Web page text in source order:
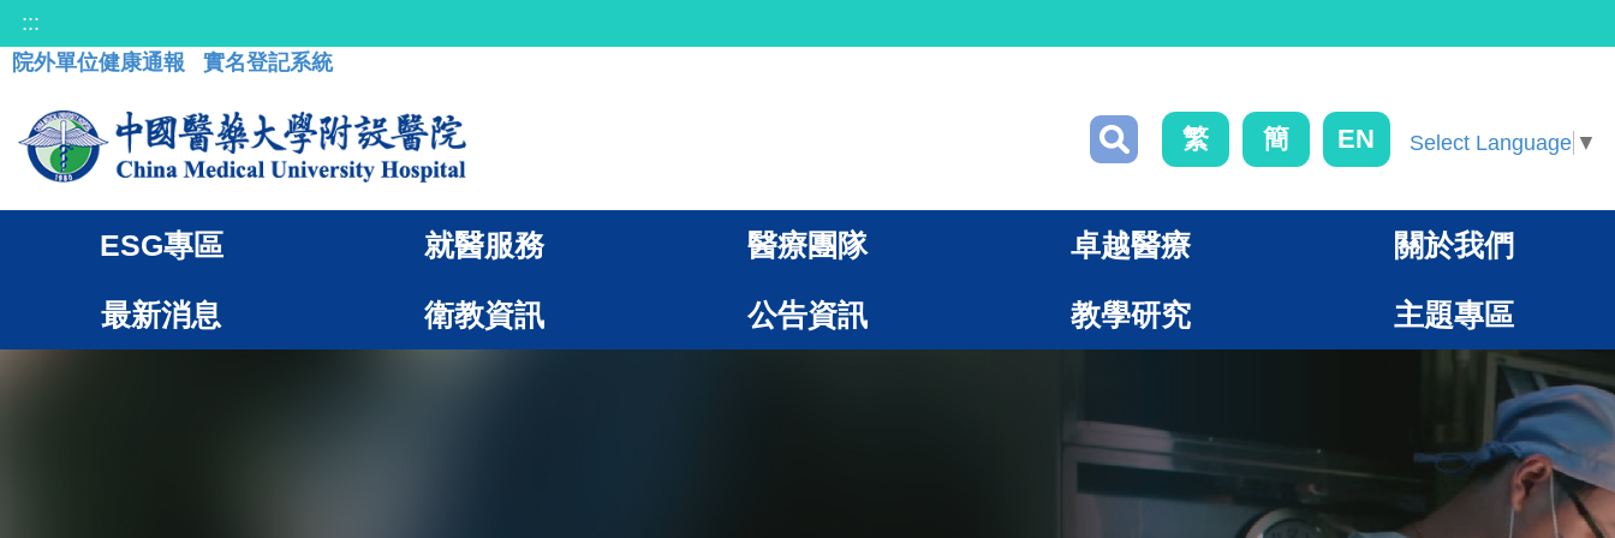
:::
院外單位健康通報
實名登記系統
繁 簡 EN Select Language ▼
ESG專區 就醫服務 醫療團隊 卓越醫療 關於我們
最新消息 衛教資訊 公告資訊 教學研究 主題專區